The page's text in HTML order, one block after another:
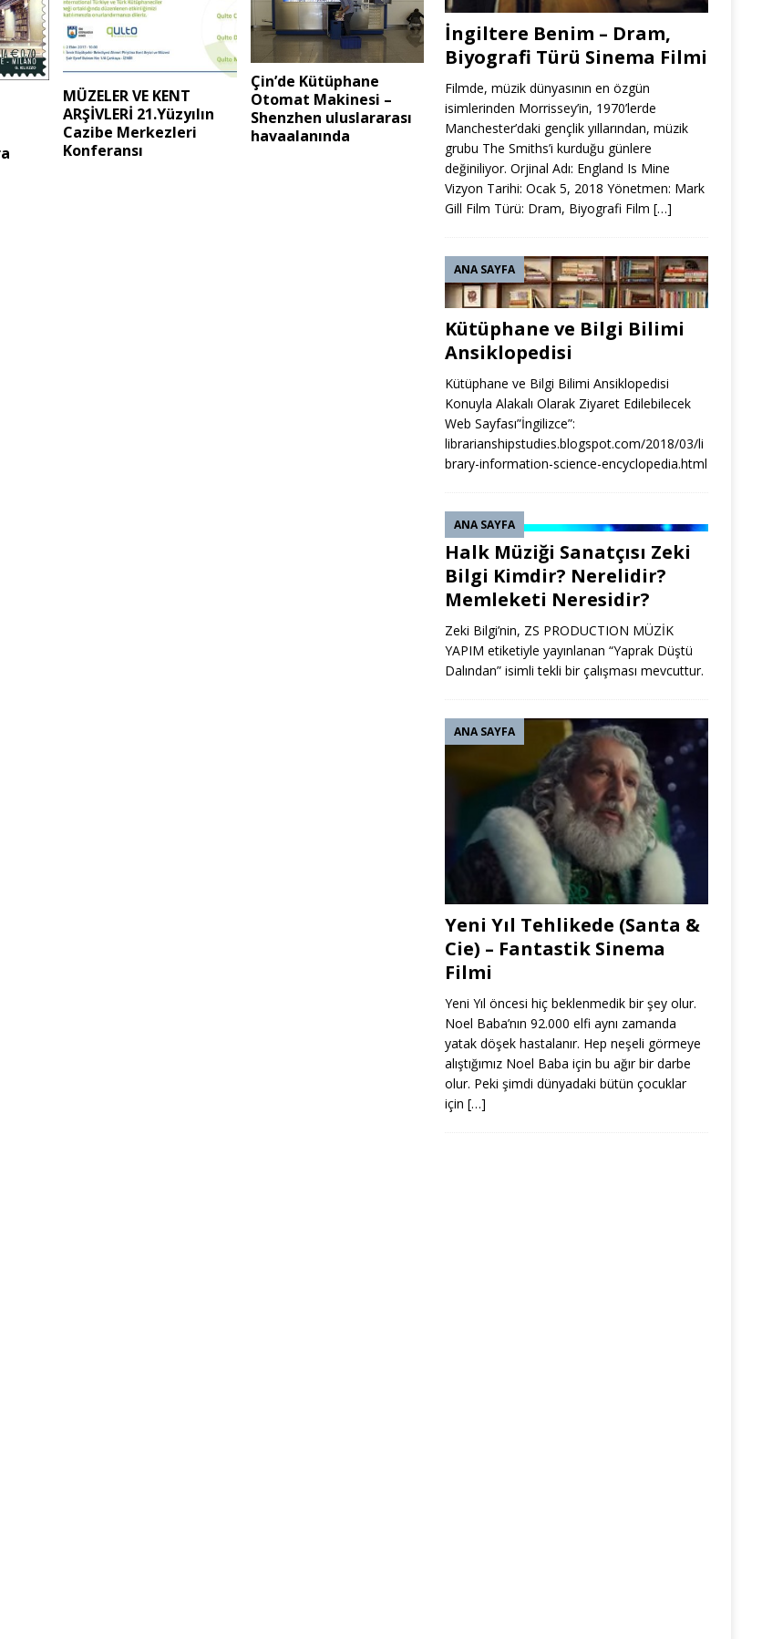
MÜZELER VE KENT
ARŞİVLERİ 21.Yüzyılın
Cazibe Merkezleri
Konferansı
Çin’de Kütüphane
Otomat Makinesi –
Shenzhen uluslararası
havaalanında
İngiltere Benim – Dram,
Biyografi Türü Sinema Filmi
Filmde, müzik dünyasının en özgün
isimlerinden Morrissey’in, 1970’lerde
Manchester’daki gençlik yıllarından, müzik
grubu The Smiths’i kurduğu günlere
değiniliyor. Orjinal Adı: England Is Mine
Vizyon Tarihi: Ocak 5, 2018 Yönetmen: Mark
Gill Film Türü: Dram, Biyografi Film […]
Kütüphane ve Bilgi Bilimi
Ansiklopedisi
ANA SAYFA
Kütüphane ve Bilgi Bilimi Ansiklopedisi
Konuyla Alakalı Olarak Ziyaret Edilebilecek
Web Sayfası”İngilizce”:
librarianshipstudies.blogspot.com/2018/03/li
brary-information-science-encyclopedia.html
Halk Müziği Sanatçısı Zeki
Bilgi Kimdir? Nerelidir?
Memleketi Neresidir?
ANA SAYFA
Zeki Bilgi’nin, ZS PRODUCTION MÜZİK
YAPIM etiketiyle yayınlanan “Yaprak Düştü
Dalından” isimli tekli bir çalışması mevcuttur.
Yeni Yıl Tehlikede (Santa &
Cie) – Fantastik Sinema
Filmi
ANA SAYFA
Yeni Yıl öncesi hiç beklenmedik bir şey olur.
Noel Baba’nın 92.000 elfi aynı zamanda
yatak döşek hastalanır. Hep neşeli görmeye
alıştığımız Noel Baba için bu ağır bir darbe
olur. Peki şimdi dünyadaki bütün çocuklar
için […]